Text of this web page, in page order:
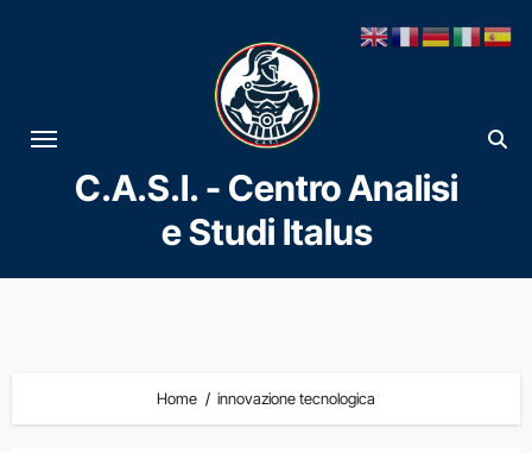
al
contenuto
C.A.S.I. - Centro Analisi
e Studi Italus
Home innovazione tecnologica